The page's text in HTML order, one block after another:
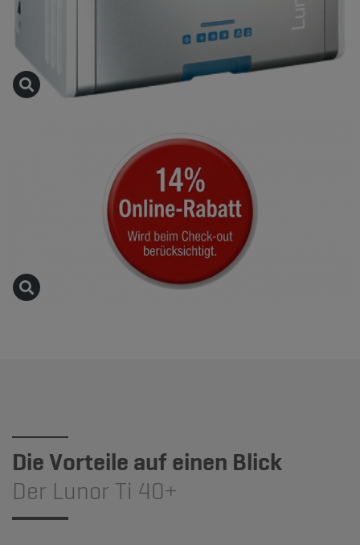
Die Vorteile auf einen Blick
Der Lunor Ti 40+